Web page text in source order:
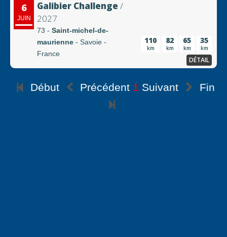
6
JUIN
Galibier Challenge /
2027
73 - Saint-michel-de-
maurienne - Savoie -
France
110
km
82
km
65
km
35
km
DÉTAIL
Début Précédent 1 Suivant Fin